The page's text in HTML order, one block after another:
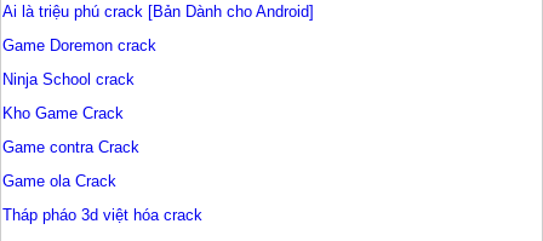
Ai là triệu phú crack [Bản Dành cho Android]
Game Doremon crack
Ninja School crack
Kho Game Crack
Game contra Crack
Game ola Crack
Tháp pháo 3d việt hóa crack